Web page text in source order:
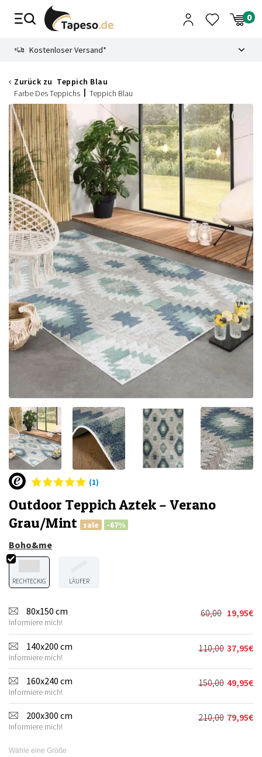
Zusammenbruch
Kostenloser Versand*
Zurück zu Teppich Blau
Farbe Des Teppichs
Teppich Blau
(1)
Outdoor Teppich Aztek – Verano
Grau/Mint
sale -67%
Boho&me
RECHTECKIG LÄUFER
80x150 cm
Informiere mich!
60,00
Preis
war:
60,00€
19,95€
Aktueller
Preis
ist:
19,95€.
140x200 cm
Informiere mich!
110,00
Preis
war:
110,00€
37,95€
Aktueller
Preis
ist:
37,95€.
160x240 cm
Informiere mich!
150,00
Preis
war:
150,00€
49,95€
Aktueller
Preis
ist:
49,95€.
200x300 cm
Informiere mich!
210,00 79,95€
Aktueller
Wähle eine Größe